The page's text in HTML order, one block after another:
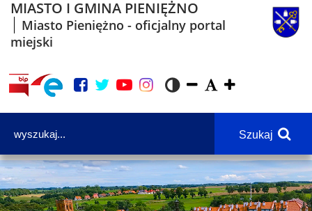
MIASTO I GMINA PIENIĘŻNO
Miasto Pieniężno - oficjalny portal
miejski
Szukaj